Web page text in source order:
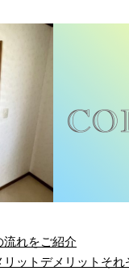
れをご紹介
リットデメリットそれ